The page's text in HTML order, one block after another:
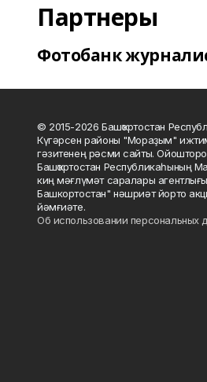
Партнеры
Фотобанк
© 2015-2026 Башҡортостан
Күгәрсен районы "Мораҙым"
гәзитенең рәсми сайты.
Башҡортостан Республикаһының
киң мәғлүмәт саралары
Башкортостан" нәшриәт йорто
йәмғиәте.
Об использовании персональных